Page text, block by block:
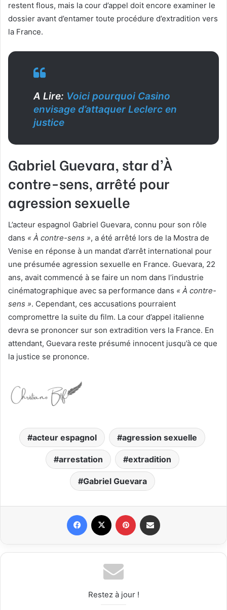
restent flous, mais la cour d’appel doit encore examiner le
dossier avant d’entamer toute procédure d’extradition vers
la France.
A Lire: Voici pourquoi Casino
envisage d’attaquer Leclerc en
justice
Gabriel Guevara, star d’À
contre-sens, arrêté pour
agression sexuelle
L’acteur espagnol Gabriel Guevara, connu pour son rôle
dans « À contre-sens », a été arrêté lors de la Mostra de
Venise en réponse à un mandat d’arrêt international pour
une présumée agression sexuelle en France. Guevara, 22
ans, avait commencé à se faire un nom dans l’industrie
cinématographique avec sa performance dans « À contre-
sens ». Cependant, ces accusations pourraient
compromettre la suite du film. La cour d’appel italienne
devra se prononcer sur son extradition vers la France. En
attendant, Guevara reste présumé innocent jusqu’à ce que
la justice se prononce.
acteur espagnol agression sexuelle
arrestation extradition
Gabriel Guevara
Restez à jour !